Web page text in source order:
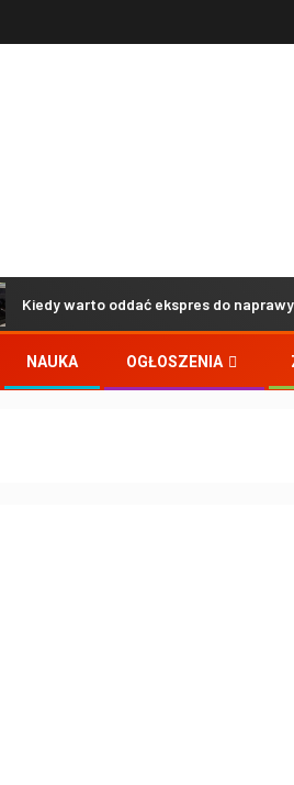
Kiedy warto oddać ekspres do naprawy w
NAUKA OGŁOSZENIA